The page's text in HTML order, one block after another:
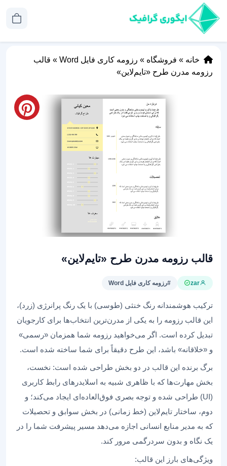
خانه » فروشگاه » رزومه کاری فایل Word » قالب
رزومه مدرن طرح «تایم‌لاین»
قالب رزومه مدرن طرح «تایم‌لاین»
zar #رزومه کاری فایل Word
ترکیب هوشمندانه رنگ خنثی (طوسی) با یک رنگ پرانرژی (زرد)،
این قالب رزومه را به یکی از مدرن‌ترین انتخاب‌ها برای کارجویان
تبدیل کرده است. اگر می‌خواهید رزومه شما همزمان «رسمی»
و «خلاقانه» باشد، این طرح دقیقاً برای شما ساخته شده است.
برگ برنده این قالب در دو بخش طراحی شده است: نخست،
بخش مهارت‌ها که با ظاهری شبیه به اسلایدرهای رابط کاربری
(UI) طراحی شده و توجه بصری فوق‌العاده‌ای ایجاد می‌کند؛ و
دوم، ساختار تایم‌لاین (خط زمانی) در بخش سوابق و تحصیلات
که به مدیر منابع انسانی اجازه می‌دهد مسیر پیشرفت شما را در
یک نگاه و بدون سردرگمی مرور کند.
ویژگی‌های بارز این قالب: